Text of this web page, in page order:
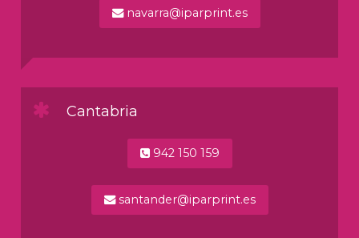
navarra@iparprint.es
Cantabria
942 150 159
santander@iparprint.es